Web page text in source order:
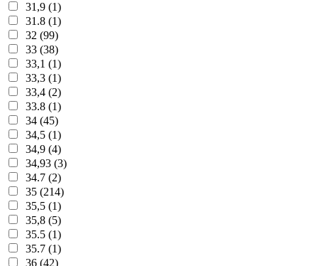
31,9 (1)
31.8 (1)
32 (99)
33 (38)
33,1 (1)
33,3 (1)
33,4 (2)
33.8 (1)
34 (45)
34,5 (1)
34,9 (4)
34,93 (3)
34.7 (2)
35 (214)
35,5 (1)
35,8 (5)
35.5 (1)
35.7 (1)
36 (42)